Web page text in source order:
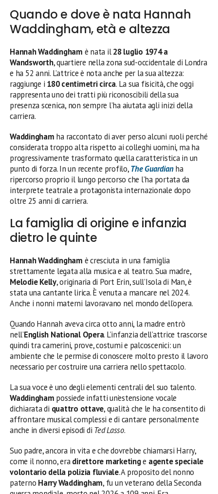
Quando e dove è nata Hannah
Waddingham, età e altezza
Hannah Waddingham è nata il28 luglio 1974 a
Wandsworth, quartiere nella zona sud-occidentale di Londra
e ha 52 anni. L’attrice è nota anche per la sua altezza:
raggiunge i 180 centimetri circa. La sua fisicità, che oggi
rappresenta uno dei tratti più riconoscibili della sua
presenza scenica, non sempre l’ha aiutata agli inizi della
carriera.
Waddingham ha raccontato di aver perso alcuni ruoli perché
considerata troppo alta rispetto ai colleghi uomini, ma ha
progressivamente trasformato quella caratteristica in un
punto di forza. In un recente profilo,The Guardianha
ripercorso proprio il lungo percorso che l’ha portata da
interprete teatrale a protagonista internazionale dopo
oltre 25 anni di carriera.
La famiglia di origine e infanzia
dietro le quinte
Hannah Waddingham è cresciuta in una famiglia
strettamente legata alla musica e al teatro. Sua madre,
Melodie Kelly, originaria di Port Erin, sull’Isola di Man, è
stata una cantante lirica. È venuta a mancare nel 2024.
Anche i nonni materni lavoravano nel mondo dell’opera.
Quando Hannah aveva circa otto anni, la madre entrò
nell’English National Opera. L’infanzia dell’attrice trascorse
quindi tra camerini, prove, costumi e palcoscenici: un
ambiente che le permise di conoscere molto presto il lavoro
necessario per costruire una carriera nello spettacolo.
La sua voce è uno degli elementi centrali del suo talento.
Waddingham possiede infatti un’estensione vocale
dichiarata di quattro ottave, qualità che le ha consentito di
affrontare musical complessi e di cantare personalmente
anche in diversi episodi di Ted Lasso.
Suo padre, ancora in vita e che dovrebbe chiamarsi Harry,
come il nonno, eradirettore marketinge agente speciale
volontario della polizia fluviale. A proposito del nonno
paterno Harry Waddingham, fu un veterano della Seconda